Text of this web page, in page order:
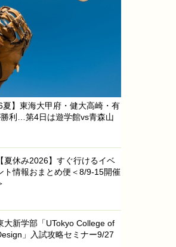
夏】東海大甲府・健大高崎・有
利…第4日は遊学館vs青森山
【夏休み2026】すぐ行けるイベ
ト情報おまとめ便＜8/9-15開催
大新学部「UTokyo College of
」入試攻略セミナー9/27